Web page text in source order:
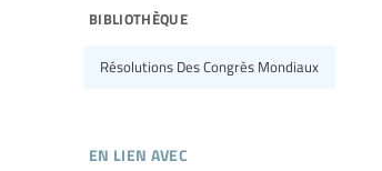
bibliothèque
Résolutions Des Congrès Mondiaux
en lien avec